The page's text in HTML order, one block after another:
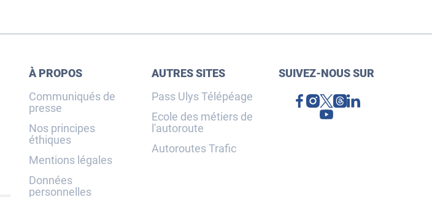
À PROPOS
Communiqués de
presse
Nos principes
éthiques
Mentions légales
Données
personnelles
AUTRES SITES
Pass Ulys Télépéage
Ecole des métiers de
l'autoroute
Autoroutes Trafic
SUIVEZ-NOUS SUR